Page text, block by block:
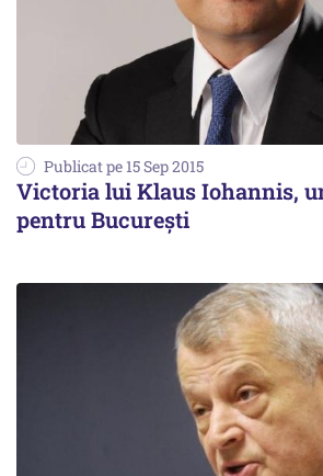
Publicat pe 15 Sep 2015
Victoria lui Klaus Iohannis,
pentru București